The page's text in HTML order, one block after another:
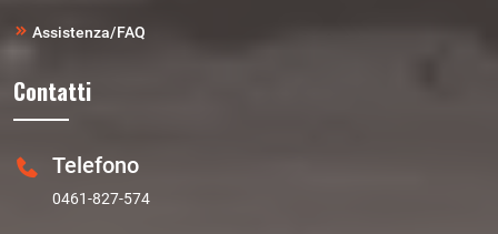
Assistenza/FAQ
Contatti
Telefono
0461-827-574